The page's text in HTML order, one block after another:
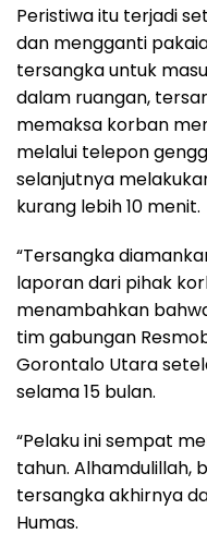
Peristiwa itu terjadi
dan mengganti
tersangka untuk
dalam ruangan,
memaksa korban
melalui telepon
selanjutnya
kurang lebih 10 menit.
“Tersangka
laporan dari pihak
menambahkan
tim gabungan
Gorontalo Utara
selama 15 bulan.
“Pelaku ini sempat
tahun. Alhamdulillah,
tersangka akhirnya
Humas.